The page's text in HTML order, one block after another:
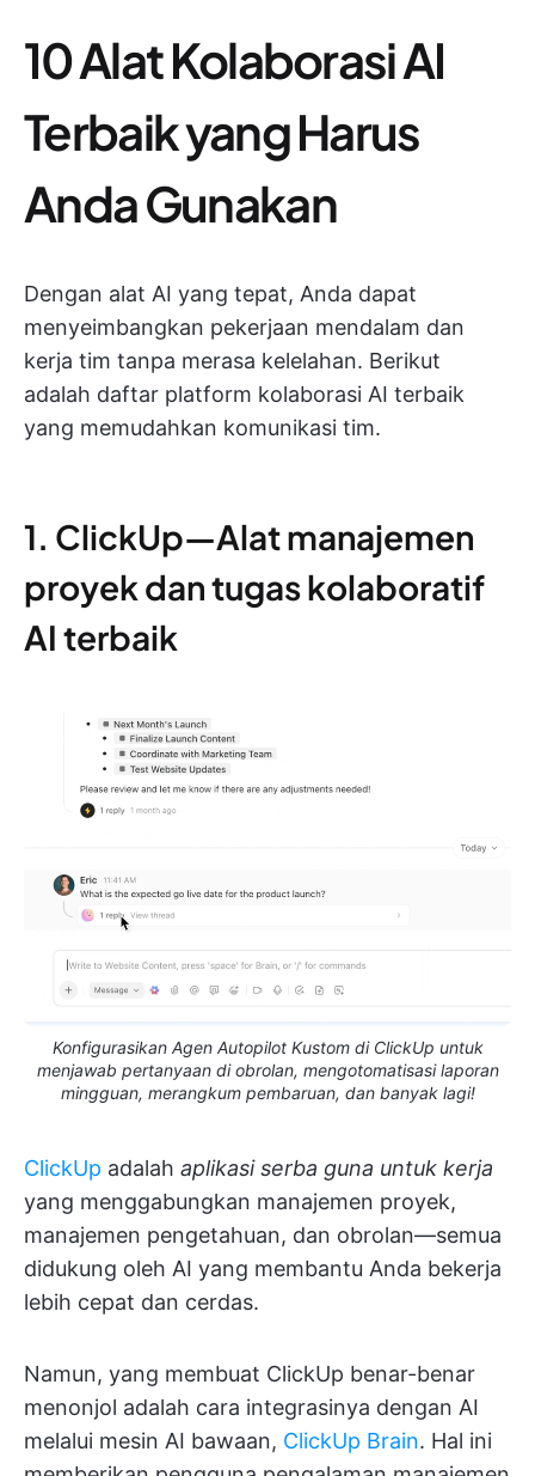
10 Alat Kolaborasi AI
Terbaik yang Harus
Anda Gunakan
Dengan alat AI yang tepat, Anda dapat
menyeimbangkan pekerjaan mendalam dan
kerja tim tanpa merasa kelelahan. Berikut
adalah daftar platform kolaborasi AI terbaik
yang memudahkan komunikasi tim.
1. ClickUp—Alat manajemen
proyek dan tugas kolaboratif
AI terbaik
Konfigurasikan Agen Autopilot Kustom di ClickUp untuk
menjawab pertanyaan di obrolan, mengotomatisasi laporan
mingguan, merangkum pembaruan, dan banyak lagi!
ClickUp adalah aplikasi serba guna untuk kerja
yang menggabungkan manajemen proyek,
manajemen pengetahuan, dan obrolan—semua
didukung oleh AI yang membantu Anda bekerja
lebih cepat dan cerdas.
Namun, yang membuat ClickUp benar-benar
menonjol adalah cara integrasinya dengan AI
melalui mesin AI bawaan, ClickUp Brain. Hal ini